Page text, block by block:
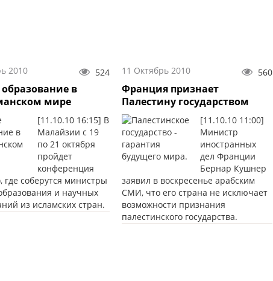
2010 524
в
мире
[11.10.10 16:15] В
Малайзии с 19
по 21 октября
пройдет
конференция
где соберутся министры
и научных
из исламских стран.
11 Октябрь 2010 560
Франция признает
Палестину государством
[11.10.10 11:00]
Министр
иностранных
дел Франции
Бернар Кушнер
заявил в воскресенье арабским
СМИ, что его страна не исключает
возможности признания
палестинского государства.